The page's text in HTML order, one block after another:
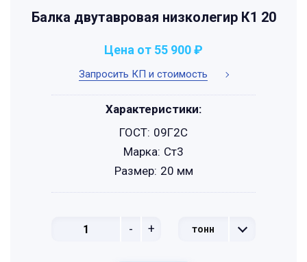
Балка двутавровая низколегир К1 20
Запросить КП и стоимость
Цена от 55 900 ₽
- + тонн
Характеристики:
ГОСТ: 09Г2С
Марка: Ст3
Размер: 20 мм